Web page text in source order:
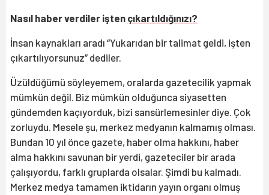
Nasıl haber verdiler işten çıkartıldığınızı?
İnsan kaynakları aradı “Yukarıdan bir talimat geldi, işten
çıkartılıyorsunuz” dediler.
Üzüldüğümü söyleyemem, oralarda gazetecilik yapmak
mümkün değil. Biz mümkün olduğunca siyasetten
gündemden kaçıyorduk, bizi sansürlemesinler diye. Çok
zorluydu. Mesele şu, merkez medyanın kalmamış olması.
Bundan 10 yıl önce gazete, haber olma hakkını, haber
alma hakkını savunan bir yerdi, gazeteciler bir arada
çalışıyordu, farklı gruplarda olsalar. Şimdi bu kalmadı.
Merkez medya tamamen iktidarın yayın organı olmuş